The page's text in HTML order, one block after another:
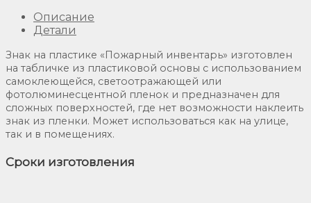
Описание
Детали
Знак на пластике «Пожарный инвентарь» изготовлен
на табличке из пластиковой основы с использованием
самоклеющейся, светоотражающей или
фотолюминесцентной пленок и предназначен для
сложных поверхностей, где нет возможности наклеить
знак из пленки. Может использоваться как на улице,
так и в помещениях.
Сроки изготовления